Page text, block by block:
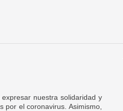
nuestra solidaridad y
por el coronavirus. Asimismo,